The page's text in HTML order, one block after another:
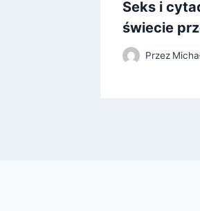
Seks i
świecie
Przez